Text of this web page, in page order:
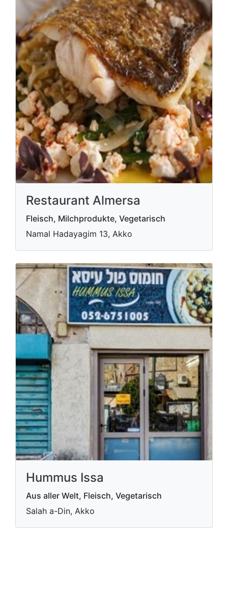
Restaurant Almersa
Fleisch, Milchprodukte, Vegetarisch
Namal Hadayagim 13, Akko
Hummus Issa
Aus aller Welt, Fleisch, Vegetarisch
Salah a-Din, Akko